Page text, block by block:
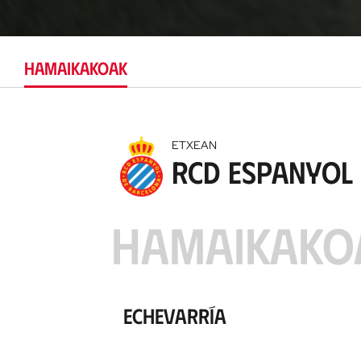
HAMAIKAKOAK
ETXEAN
RCD Espanyol
Echevarría